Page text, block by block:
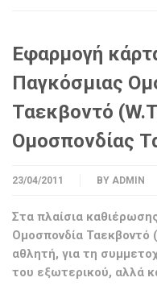
Εφαρμογή
Παγκόσμιας
Ταεκβοντό
Ομοσπονδίας
23/04/2011 BY ADMIN
Στα πλαίσια
Ομοσπονδία Ταεκβοντό
αθλητή, για τη
του εξωτερικού, αλλά